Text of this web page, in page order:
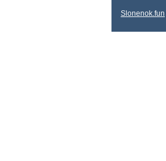
Slonenok.fun